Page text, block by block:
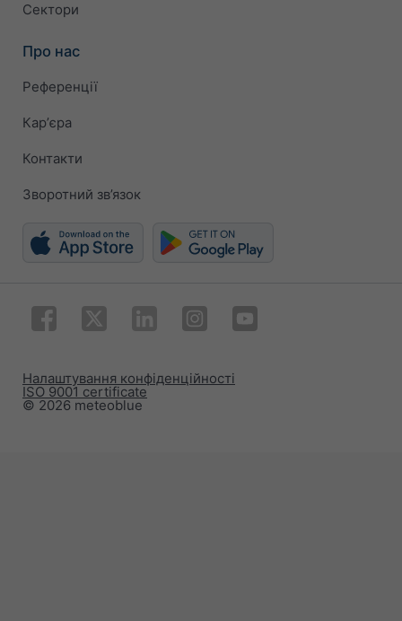
Сектори
Про нас
Референції
Карʼєра
Контакти
Зворотний зв’язок
© 2026 meteoblue
ISO 9001 certificate
Налаштування конфіденційності